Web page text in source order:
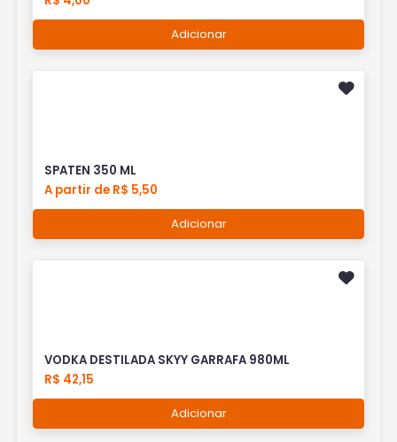
Adicionar
SPATEN 350 ML
A partir de R$ 5,50
Adicionar
VODKA DESTILADA SKYY GARRAFA 980ML
R$ 42,15
Adicionar